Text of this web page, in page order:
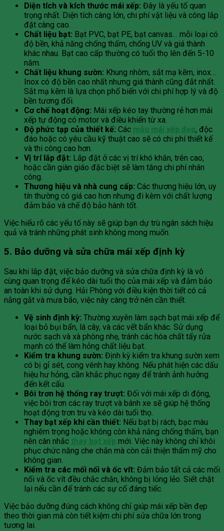
Diện tích và kích thước mái xếp: Đây là yếu tố quan
trọng nhất. Diện tích càng lớn, chi phí vật liệu và công lắp
đặt càng cao.
Chất liệu bạt: Bạt PVC, bạt PE, bạt canvas… mỗi loại có
độ bền, khả năng chống thấm, chống UV và giá thành
khác nhau. Bạt cao cấp thường có tuổi thọ lên đến 5-10
năm.
Chất liệu khung sườn: Khung nhôm, sắt mạ kẽm, inox…
Inox có độ bền cao nhất nhưng giá thành cũng đắt nhất.
Sắt mạ kẽm là lựa chọn phổ biến với chi phí hợp lý và độ
bền tương đối.
Cơ chế hoạt động: Mái xếp kéo tay thường rẻ hơn mái
xếp tự động có motor và điều khiển từ xa.
Độ phức tạp của thiết kế: Các mẫu mái xếp đẹp, độc
đáo hoặc có yêu cầu kỹ thuật cao sẽ có chi phí thiết kế
và thi công cao hơn.
Vị trí lắp đặt: Lắp đặt ở các vị trí khó khăn, trên cao,
hoặc cần giàn giáo đặc biệt sẽ làm tăng chi phí nhân
công.
Thương hiệu và nhà cung cấp: Các thương hiệu lớn, uy
tín thường có giá cao hơn nhưng đi kèm với chất lượng
đảm bảo và chế độ bảo hành tốt.
Việc hiểu rõ các yếu tố này sẽ giúp bạn dự trù ngân sách hiệu
quả và tránh những phát sinh không mong muốn.
5. Bảo dưỡng và sửa chữa mái xếp định kỳ
Sau khi lắp đặt, việc bảo dưỡng và sửa chữa định kỳ là vô
cùng quan trọng để kéo dài tuổi thọ của mái xếp và đảm bảo
an toàn khi sử dụng. Hải Phòng với điều kiện thời tiết có cả
nắng gắt và mưa bão, việc này càng trở nên cần thiết.
Vệ sinh định kỳ: Thường xuyên làm sạch bạt mái xếp để
loại bỏ bụi bẩn, lá cây, và các vết bẩn khác. Sử dụng
nước sạch và xà phòng nhẹ, tránh các hóa chất tẩy rửa
mạnh có thể làm hỏng chất liệu bạt.
Kiểm tra khung sườn: Định kỳ kiểm tra khung sườn xem
có bị gỉ sét, cong vênh hay không. Nếu phát hiện các dấu
hiệu hư hỏng, cần khắc phục ngay để tránh ảnh hưởng
đến kết cấu.
Bôi trơn hệ thống ray trượt: Đối với mái xếp di động,
việc bôi trơn các ray trượt và bánh xe sẽ giúp hệ thống
hoạt động trơn tru và kéo dài tuổi thọ.
Thay bạt xếp khi cần thiết: Nếu bạt bị rách, bạc màu
nghiêm trọng hoặc không còn khả năng chống thấm, bạn
nên cân nhắc thay bạt xếp mới. Việc này không chỉ khôi
phục chức năng che chắn mà còn cải thiện thẩm mỹ cho
không gian.
Kiểm tra các mối nối và ốc vít: Đảm bảo tất cả các mối
nối và ốc vít đều chắc chắn, không bị lỏng lẻo. Siết chặt
lại nếu cần để tránh các sự cố đáng tiếc.
Việc bảo dưỡng đúng cách không chỉ giúp mái xếp bền đẹp
theo thời gian mà còn tiết kiệm chi phí sửa chữa lớn trong
tương lai.